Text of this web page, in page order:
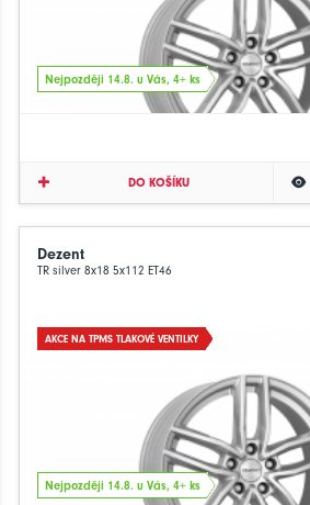
Nejpozději 14.8. u Vás, 4+ ks
DO KOŠÍKU
Dezent
TR silver 8x18 5x112 ET46
AKCE NA TPMS TLAKOVÉ VENTILKY
Nejpozději 14.8. u Vás, 4+ ks